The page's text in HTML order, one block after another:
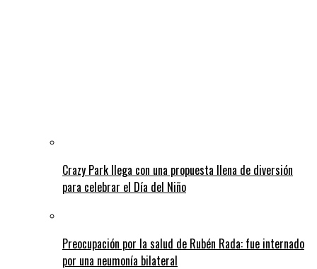
Crazy Park llega con una propuesta llena de diversión
para celebrar el Día del Niño
Preocupación por la salud de Rubén Rada: fue internado
por una neumonía bilateral